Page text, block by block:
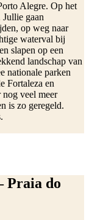
Alegre. Op het
gaan
op weg naar
waterval bij
slapen op een
landschap van
nationale parken
Fortaleza en
veel meer
is zo geregeld.
Praia do